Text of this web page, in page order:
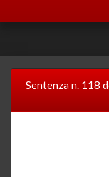
Sentenza n. 118